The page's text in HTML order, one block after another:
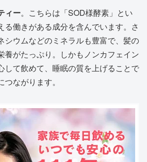
ィー。こちらは「SOD様酵素」とい
る働きがある成分を含んでいます。さ
シウムなどのミネラルも豊富で、髪の
養がたっぷり。しかもノンカフェイン
して飲めて、睡眠の質を上げることで
ながります。